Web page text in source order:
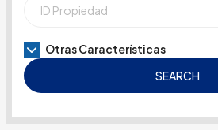
Otras Características
SEARCH